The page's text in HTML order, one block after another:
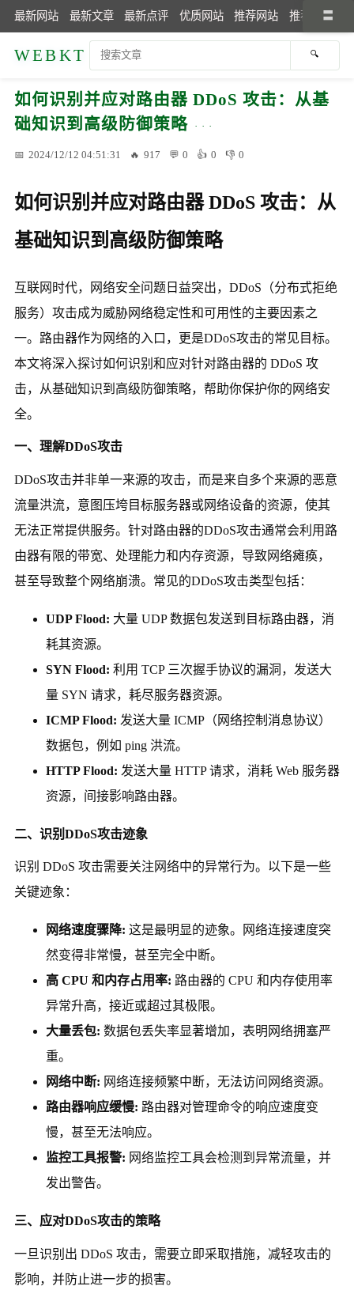
最新网站 最新文章 最新点评 优质网站 推荐网站 推荐文章
WEBKT
如何识别并应对路由器 DDoS 攻击：从基
础知识到高级防御策略
2024/12/12 04:51:31 917 0 0 0
如何识别并应对路由器 DDoS 攻击：从
基础知识到高级防御策略
互联网时代，网络安全问题日益突出，DDoS（分布式拒绝
服务）攻击成为威胁网络稳定性和可用性的主要因素之
一。路由器作为网络的入口，更是DDoS攻击的常见目标。
本文将深入探讨如何识别和应对针对路由器的 DDoS 攻
击，从基础知识到高级防御策略，帮助你保护你的网络安
全。
一、理解DDoS攻击
DDoS攻击并非单一来源的攻击，而是来自多个来源的恶意
流量洪流，意图压垮目标服务器或网络设备的资源，使其
无法正常提供服务。针对路由器的DDoS攻击通常会利用路
由器有限的带宽、处理能力和内存资源，导致网络瘫痪，
甚至导致整个网络崩溃。常见的DDoS攻击类型包括：
UDP Flood: 大量 UDP 数据包发送到目标路由器，消
耗其资源。
SYN Flood: 利用 TCP 三次握手协议的漏洞，发送大
量 SYN 请求，耗尽服务器资源。
ICMP Flood: 发送大量 ICMP（网络控制消息协议）
数据包，例如 ping 洪流。
HTTP Flood: 发送大量 HTTP 请求，消耗 Web 服务器
资源，间接影响路由器。
二、识别DDoS攻击迹象
识别 DDoS 攻击需要关注网络中的异常行为。以下是一些
关键迹象：
网络速度骤降: 这是最明显的迹象。网络连接速度突
然变得非常慢，甚至完全中断。
高 CPU 和内存占用率: 路由器的 CPU 和内存使用率
异常升高，接近或超过其极限。
大量丢包: 数据包丢失率显著增加，表明网络拥塞严
重。
网络中断: 网络连接频繁中断，无法访问网络资源。
路由器响应缓慢: 路由器对管理命令的响应速度变
慢，甚至无法响应。
监控工具报警: 网络监控工具会检测到异常流量，并
发出警告。
三、应对DDoS攻击的策略
一旦识别出 DDoS 攻击，需要立即采取措施，减轻攻击的
影响，并防止进一步的损害。